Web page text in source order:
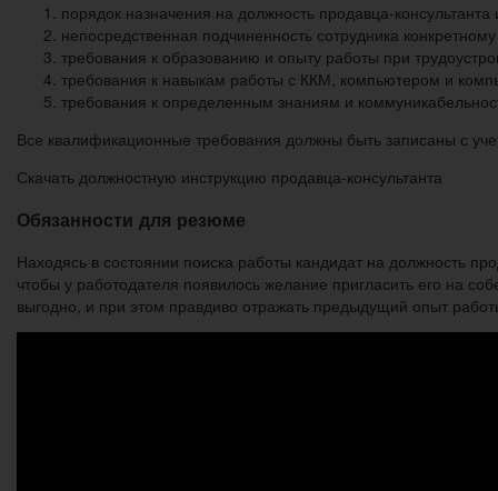
порядок назначения на должность продавца-
непосредственная подчиненность сотрудника
требования к образованию и опыту работы при
требования к навыкам работы с ККМ, компьютером и
требования к определенным знаниям и
Все квалификационные требования должны быть записаны с
Скачать должностную инструкцию продавца-консультанта
Обязанности для резюме
Находясь в состоянии поиска работы кандидат на должность
чтобы у работодателя появилось желание пригласить его на
выгодно, и при этом правдиво отражать предыдущий опыт